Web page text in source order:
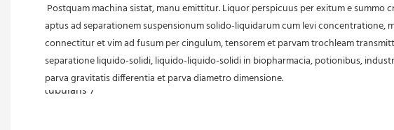
aptus ad separationem suspensionum solido-liquidarum cum levi
connectitur et vim ad fusum per cingulum, tensorem et parvam trochleam
separatione liquido-solidi, liquido-liquido-solidi in biopharmacia, potionibus,
parva gravitatis differentia et parva diametro dimensione.